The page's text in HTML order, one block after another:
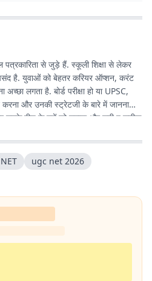
पत्रकारिता से जुड़े हैं. स्कूली शिक्षा से लेकर
है. युवाओं को बेहतर करियर ऑप्शन, करंट
लगता है. बोर्ड परीक्षा हो या UPSC,
करना और उनकी स्ट्रेटजी के बारे में जानना
बीच के मुद्दों को उठाना और सही व सटीक
ugc net 2026